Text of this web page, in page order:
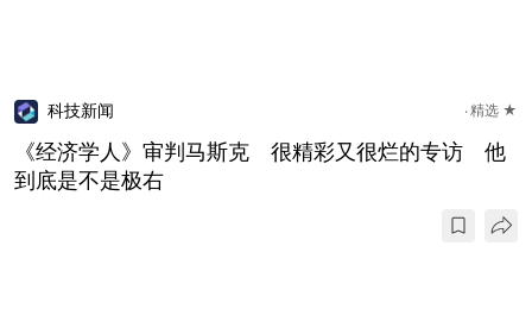
科技新闻 精选 ★
《经济学人》审判马斯克 很精彩又很烂的专访 他
到底是不是极右